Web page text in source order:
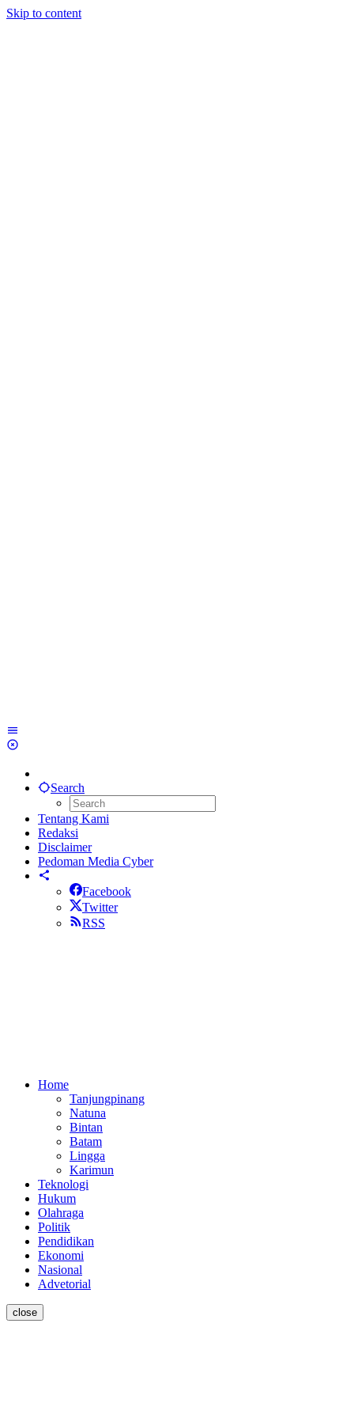
Skip to content
Search
Tentang Kami
Redaksi
Disclaimer
Pedoman Media Cyber
Facebook
Twitter
RSS
Home
Tanjungpinang
Natuna
Bintan
Batam
Lingga
Karimun
Teknologi
Hukum
Olahraga
Politik
Pendidikan
Ekonomi
Nasional
Advetorial
close